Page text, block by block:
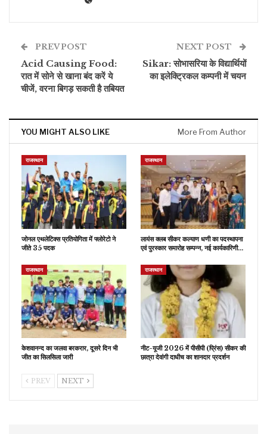
PREV POST
Acid Causing Food:
रात में सोने से खाना बंद करें ये
चीजें, वरना बिगड़ सकती है तबियत
NEXT POST
Sikar: सोभासरिया के विद्यार्थियों
का इलेक्ट्रिकल कम्पनी में चयन
YOU MIGHT ALSO LIKE More From Author
राजस्थान
जोनल एथलेटिक्स प्रतियोगिता में फ्लोरेटो ने
जीते 35 पदक
राजस्थान
लायंस क्लब सीकर कल्याण धणी का पदस्थापना
एवं पुरस्कार समारोह सम्पन्न, नई कार्यकारिणी…
राजस्थान
केशवानन्द का जलवा बरकरार, दूसरे दिन भी
जीत का सिलसिला जारी
राजस्थान
नीट-यूजी 2026 में पीसीपी (प्रिंस) सीकर की
छात्रा देवांगी दाधीच का शानदार प्रदर्शन
PREV NEXT